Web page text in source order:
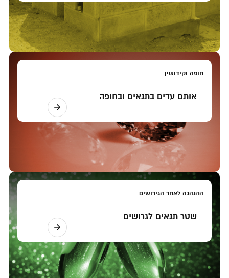
חופה וקידושין
אותם עדים בתנאים ובחופה
ההנהגה לאחר הגירושים
שטר תנאים לגרושים